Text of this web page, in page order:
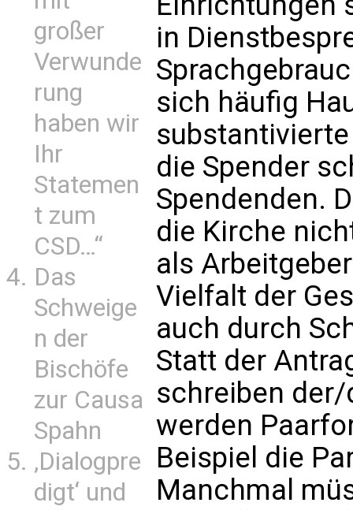
großer
Verwunde
rung
haben wir
Ihr
Statemen
t zum
CSD…“
Das
Schweige
n der
Bischöfe
zur Causa
Spahn
‚Dialogpre
digt‘ und
in
sich häufig
die Spender
Spendenden.
die Kirche
als
Vielfalt der
auch durch
Statt der
schreiben
werden
Beispiel die
Manchmal